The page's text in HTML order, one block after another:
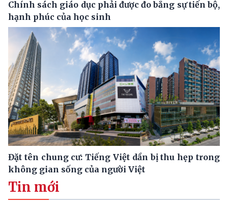
Chính sách giáo dục phải được đo bằng sự tiến bộ,
hạnh phúc của học sinh
Đặt tên chung cư: Tiếng Việt dần bị thu hẹp trong
không gian sống của người Việt
Tin mới